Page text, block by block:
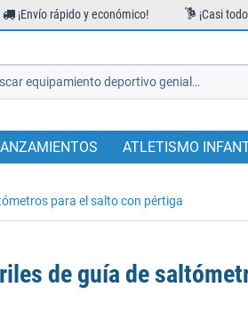
¡Envío rápido y económico! ¡Casi
ATLETISMO
para el salto con pértiga
de guía de